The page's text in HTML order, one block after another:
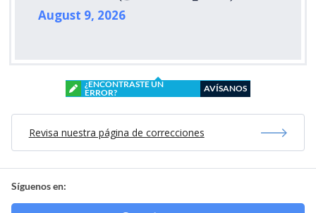
August 9, 2026
¿ENCONTRASTE UN
ERROR?
AVÍSANOS
Revisa nuestra página de correcciones
Síguenos en: